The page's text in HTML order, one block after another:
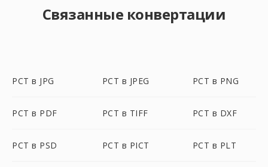
Связанные конвертации
PCT в JPG PCT в JPEG PCT в PNG
PCT в PDF PCT в TIFF PCT в DXF
PCT в PSD PCT в PICT PCT в PLT